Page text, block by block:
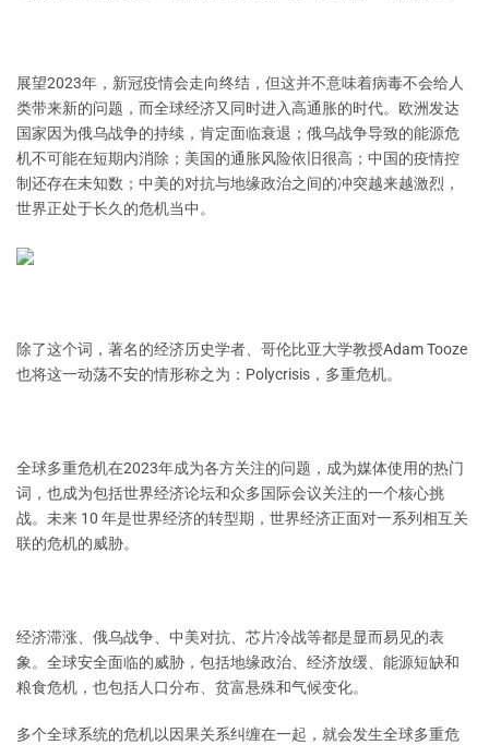
展望2023年，新冠疫情会走向终结，但这并不意味着病毒不会给人
类带来新的问题，而全球经济又同时进入高通胀的时代。欧洲发达
国家因为俄乌战争的持续，肯定面临衰退；俄乌战争导致的能源危
机不可能在短期内消除；美国的通胀风险依旧很高；中国的疫情控
制还存在未知数；中美的对抗与地缘政治之间的冲突越来越激烈，
世界正处于长久的危机当中。
除了这个词，著名的经济历史学者、哥伦比亚大学教授Adam Tooze
也将这一动荡不安的情形称之为：Polycrisis，多重危机。
全球多重危机在2023年成为各方关注的问题，成为媒体使用的热门
词，也成为包括世界经济论坛和众多国际会议关注的一个核心挑
战。未来 10 年是世界经济的转型期，世界经济正面对一系列相互关
联的危机的威胁。
经济滞涨、俄乌战争、中美对抗、芯片冷战等都是显而易见的表
象。全球安全面临的威胁，包括地缘政治、经济放缓、能源短缺和
粮食危机，也包括人口分布、贫富悬殊和气候变化。
多个全球系统的危机以因果关系纠缠在一起，就会发生全球多重危